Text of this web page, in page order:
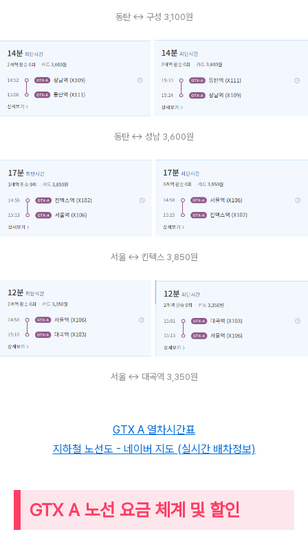
동탄 ↔ 구성 3,100원
동탄 ↔ 성남 3,600원
서울 ↔ 킨텍스 3,850원
서울 ↔ 대곡역 3,350원
GTX A 열차시간표
지하철 노선도 - 네이버 지도 (실시간 배차정보)
GTX A 노선 요금 체계 및 할인